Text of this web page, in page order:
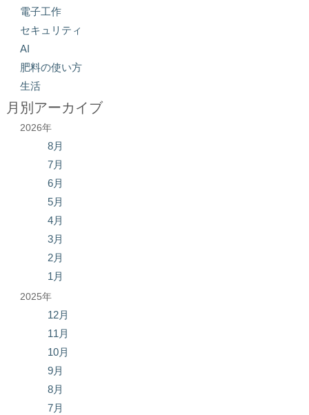
電子工作
セキュリティ
AI
肥料の使い方
生活
月別アーカイブ
2026年
8月
7月
6月
5月
4月
3月
2月
1月
2025年
12月
11月
10月
9月
8月
7月